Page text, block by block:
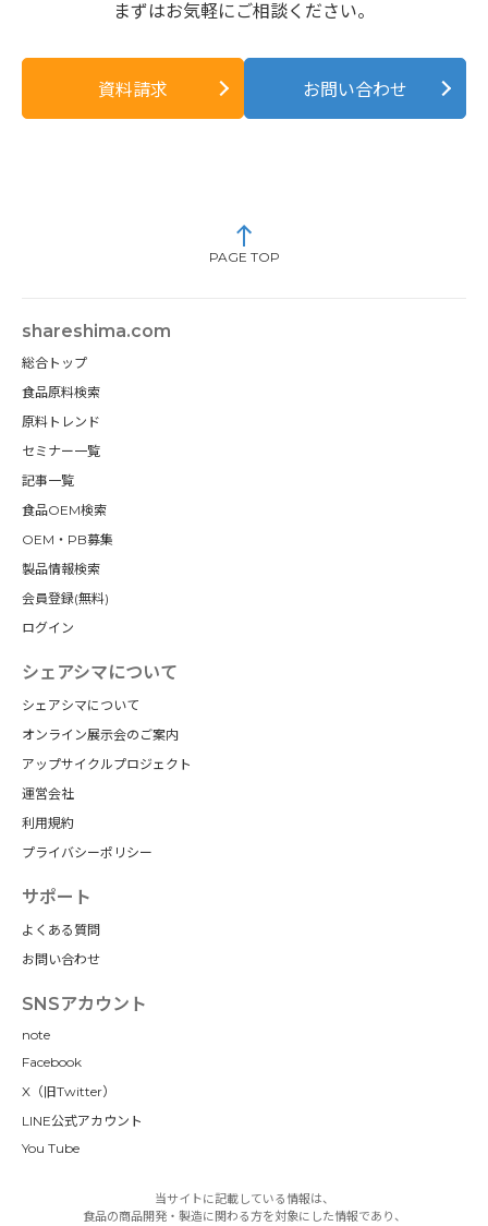
まずはお気軽にご相談ください。
資料請求 お問い合わせ
PAGE TOP
shareshima.com
総合トップ
食品原料検索
原料トレンド
セミナー一覧
記事一覧
食品OEM検索
OEM・PB募集
製品情報検索
会員登録(無料)
ログイン
シェアシマについて
シェアシマについて
オンライン展示会のご案内
アップサイクルプロジェクト
運営会社
利用規約
プライバシーポリシー
サポート
よくある質問
お問い合わせ
SNSアカウント
note
Facebook
X（旧Twitter）
LINE公式アカウント
You Tube
当サイトに記載している情報は、
食品の商品開発・製造に関わる方を対象にした情報であり、